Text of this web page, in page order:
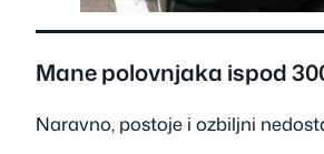
Mane polovnjaka ispod
Naravno, postoje i ozbiljni